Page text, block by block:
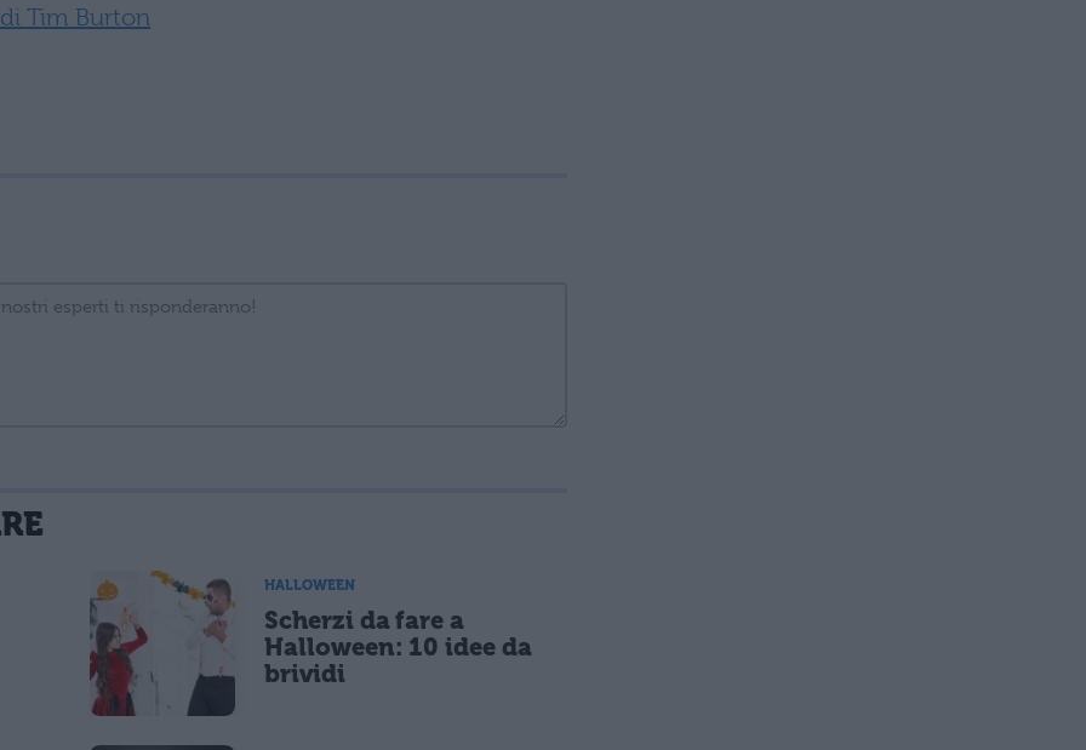
Tim Burton
cookie salvi i tuoi dati (nome, email) per il prossimo commento.
di marketing diretto con modalità automatizzate o tradizionali
HALLOWEEN
Scherzi da fare a
Halloween: 10 idee da
brividi